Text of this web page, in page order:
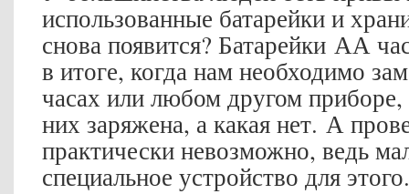
использованные батарейки и
снова появится? Батарейки АА
в итоге, когда нам необходимо
часах или любом другом
них заряжена, а какая нет. А
практически невозможно, ведь
специальное устройство для этого.